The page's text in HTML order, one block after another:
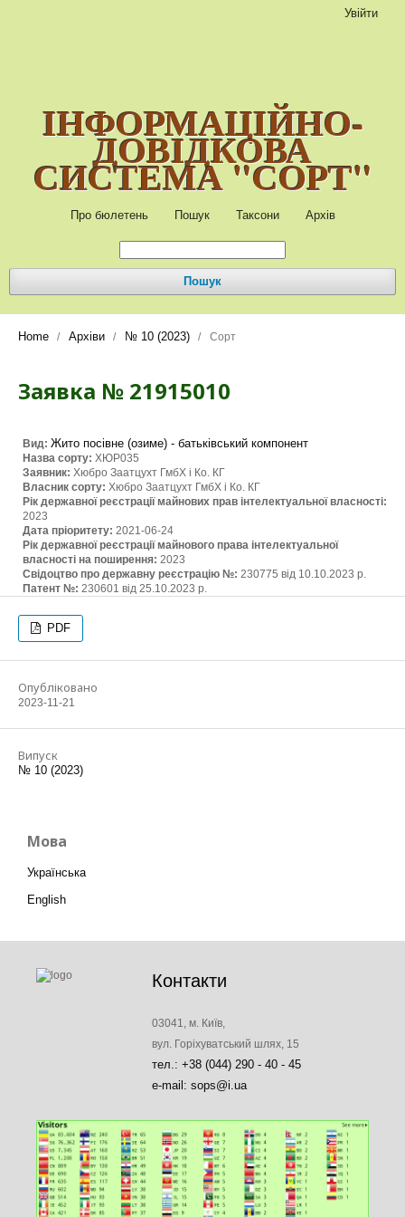
ІНФОРМАЦІЙНО-
ДОВІДКОВА
СИСТЕМА "СОРТ"
Про бюлетень Пошук Таксони Архів
Пошук
Увійти
Home / Архіви / № 10 (2023) / Сорт
Заявка № 21915010
Вид: Жито посівне (озиме) - батьківський компонент
Назва сорту: ХЮР035
Заявник: Хюбро Заатцухт ГмбХ і Ко. КГ
Власник сорту: Хюбро Заатцухт ГмбХ і Ко. КГ
Рік державної реєстрації майнових прав інтелектуальної власності:
2023
Дата пріоритету: 2021-06-24
Рік державної реєстрації майнового права інтелектуальної
власності на поширення: 2023
Свідоцтво про державну реєстрацію №: 230775 від 10.10.2023 р.
Патент №: 230601 від 25.10.2023 р.
PDF
Опубліковано
2023-11-21
Випуск
№ 10 (2023)
Мова
Українська
English
Контакти
03041, м. Київ,
вул. Горіхуватський шлях, 15
тел.: +38 (044) 290 - 40 - 45
e-mail: sops@i.ua